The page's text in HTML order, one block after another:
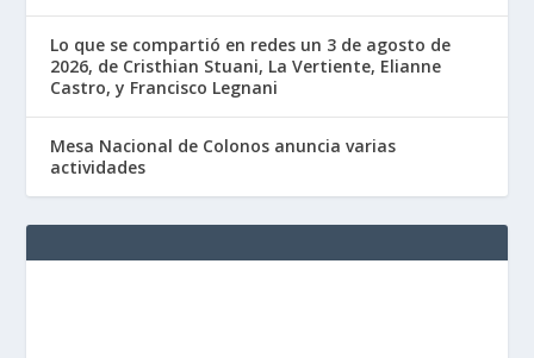
Lo que se compartió en redes un 3 de agosto de
2026, de Cristhian Stuani, La Vertiente, Elianne
Castro, y Francisco Legnani
Mesa Nacional de Colonos anuncia varias
actividades